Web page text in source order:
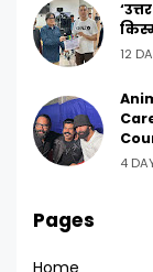
12
4
Pages
Home